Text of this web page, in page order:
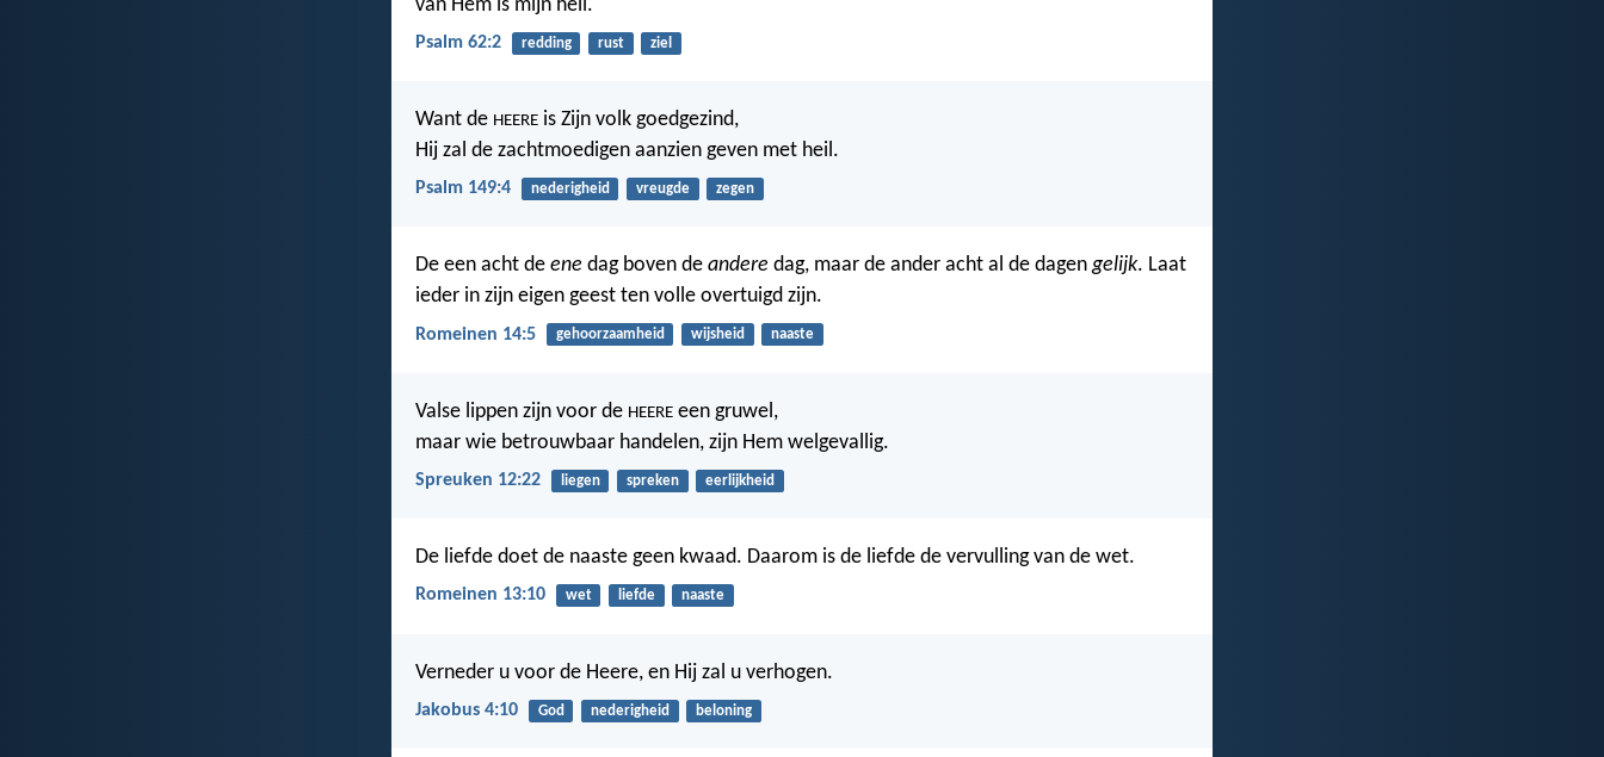
van Hem is mijn heil.
Psalm 62:2 redding rust ziel
Want de HEERE is Zijn volk goedgezind,
Hij zal de zachtmoedigen aanzien geven met heil.
Psalm 149:4 nederigheid vreugde zegen
De een acht de ene dag boven de andere dag, maar de ander acht al de dagengelijk. Laat
ieder in zijn eigen geest ten volle overtuigd zijn.
Romeinen 14:5 gehoorzaamheid wijsheid naaste
Valse lippen zijn voor de HEERE een gruwel,
maar wie betrouwbaar handelen, zijn Hem welgevallig.
Spreuken 12:22 liegen spreken eerlijkheid
De liefde doet de naaste geen kwaad. Daarom is de liefde de vervulling van de wet.
Romeinen 13:10 wet liefde naaste
Verneder u voor de Heere, en Hij zal u verhogen.
Jakobus 4:10 God nederigheid beloning